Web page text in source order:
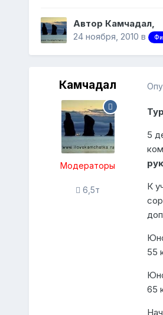
Автор Камчадал,
24 ноября, 2010 в
Камчадал
Модераторы
6,5т
5
К
55
65